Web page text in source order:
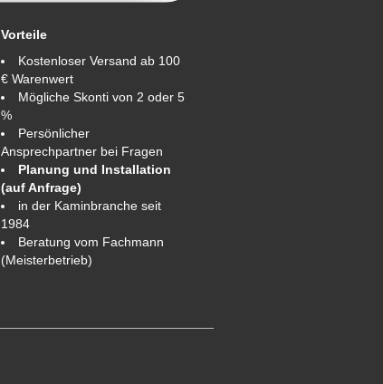
Vorteile
Kostenloser Versand ab 100
€ Warenwert
Mögliche Skonti von 2 oder 5
%
Persönlicher
Ansprechpartner bei Fragen
Planung und Installation
(auf Anfrage)
in der Kaminbranche seit
1984
Beratung vom Fachmann
(Meisterbetrieb)